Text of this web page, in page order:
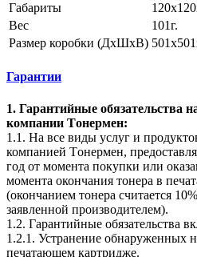
Габариты
Вес
101г.
Размер коробки (ДхШхВ)
Гарантии
1. Гарантийные обязательства
компании Tонермен:
1.1. На все виды услуг и
компанией Tонермен,
год от момента покупки или
момента окончания тонера в
(окончанием тонера считается
заявленной производителем).
1.2. Гарантийные обязательства
1.2.1. Устранение обнаруженных
печатающем картридже.